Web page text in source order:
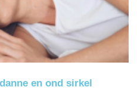
en ond sirkel